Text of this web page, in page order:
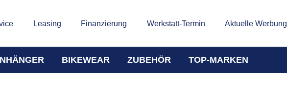
Leasing Finanzierung Werkstatt-Termin Aktuelle Werbung
BIKEWEAR ZUBEHÖR TOP-MARKEN